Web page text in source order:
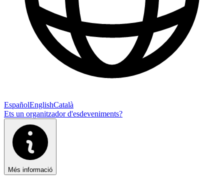
EspañolEnglishCatalà
Ets un organitzador d'esdeveniments?
Més informació